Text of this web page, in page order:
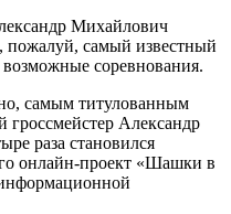
Михайлович
самый известный
соревнования.
самым титулованным
Александр
раза становился
онлайн-проект «Шашки в